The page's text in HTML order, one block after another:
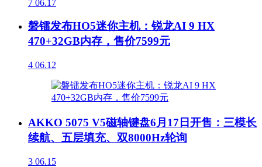
7 06.17
磐镭发布HO5迷你主机：锐龙AI 9 HX
470+32GB内存，售价7599元
4 06.12
AKKO 5075 V5磁轴键盘6月17日开售：三模长
续航、五层填充、双8000Hz轮询
3 06.15